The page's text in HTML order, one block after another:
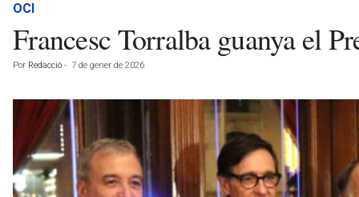
OCI
Francesc Torralba guanya el
Por Redacció - 7 de gener de 2026